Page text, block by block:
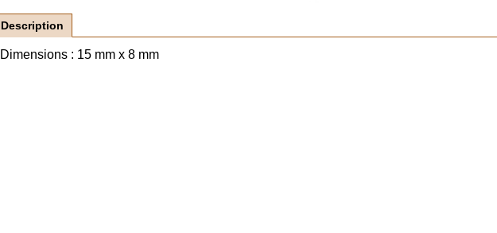
Description
Dimensions : 15 mm x 8 mm